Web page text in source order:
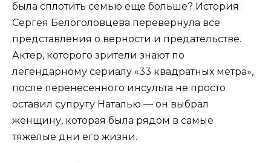
была сплотить семью еще больше? История
Сергея Белоголовцева перевернула все
представления о верности и предательстве.
Актер, которого зрители знают по
легендарному сериалу «33 квадратных метра»,
после перенесенного инсульта не просто
оставил супругу Наталью — он выбрал
женщину, которая была рядом в самые
тяжелые дни его жизни.